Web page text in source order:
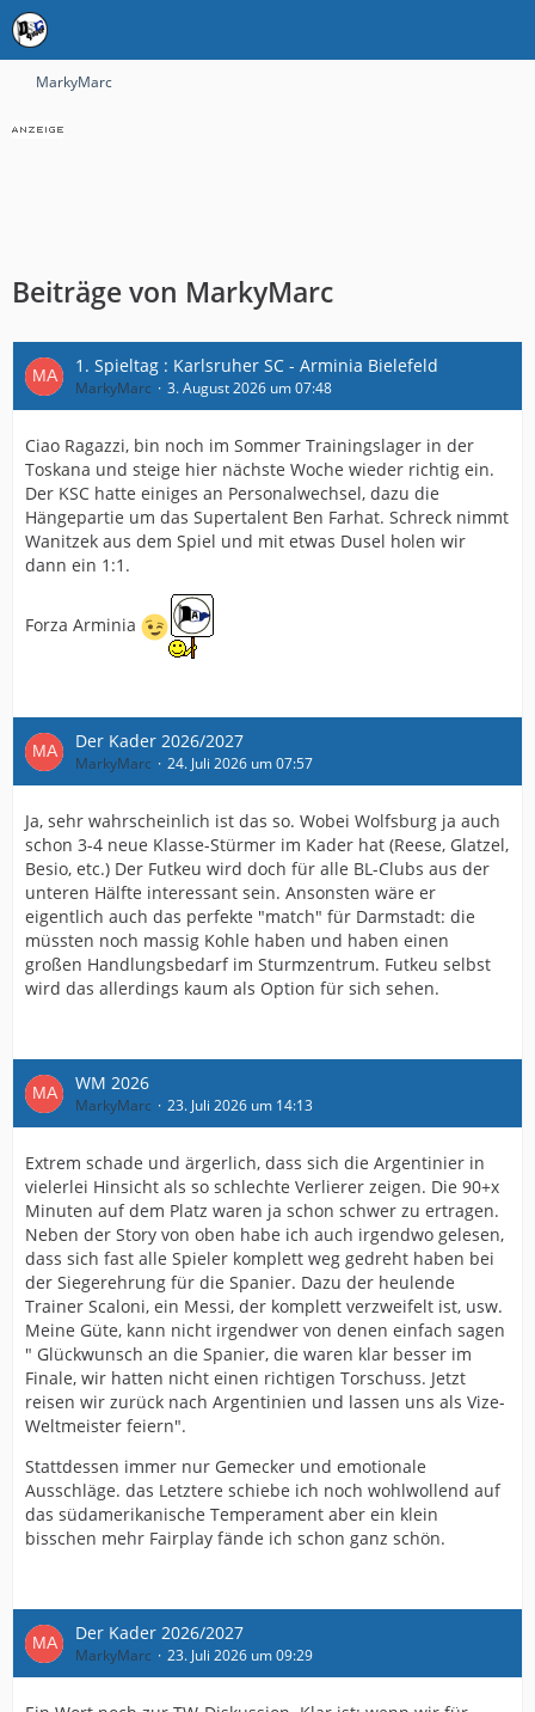
MarkyMarc
Beiträge von MarkyMarc
1. Spieltag : Karlsruher SC - Arminia Bielefeld
MarkyMarc 3. August 2026 um 07:48
Ciao Ragazzi, bin noch im Sommer Trainingslager in der
Toskana und steige hier nächste Woche wieder richtig ein.
Der KSC hatte einiges an Personalwechsel, dazu die
Hängepartie um das Supertalent Ben Farhat. Schreck nimmt
Wanitzek aus dem Spiel und mit etwas Dusel holen wir
dann ein 1:1.
Forza Arminia
Der Kader 2026/2027
MarkyMarc 24. Juli 2026 um 07:57
Ja, sehr wahrscheinlich ist das so. Wobei Wolfsburg ja auch
schon 3-4 neue Klasse-Stürmer im Kader hat (Reese, Glatzel,
Besio, etc.) Der Futkeu wird doch für alle BL-Clubs aus der
unteren Hälfte interessant sein. Ansonsten wäre er
eigentlich auch das perfekte "match" für Darmstadt: die
müssten noch massig Kohle haben und haben einen
großen Handlungsbedarf im Sturmzentrum. Futkeu selbst
wird das allerdings kaum als Option für sich sehen.
WM 2026
MarkyMarc 23. Juli 2026 um 14:13
Extrem schade und ärgerlich, dass sich die Argentinier in
vielerlei Hinsicht als so schlechte Verlierer zeigen. Die 90+x
Minuten auf dem Platz waren ja schon schwer zu ertragen.
Neben der Story von oben habe ich auch irgendwo gelesen,
dass sich fast alle Spieler komplett weg gedreht haben bei
der Siegerehrung für die Spanier. Dazu der heulende
Trainer Scaloni, ein Messi, der komplett verzweifelt ist, usw.
Meine Güte, kann nicht irgendwer von denen einfach sagen
" Glückwunsch an die Spanier, die waren klar besser im
Finale, wir hatten nicht einen richtigen Torschuss. Jetzt
reisen wir zurück nach Argentinien und lassen uns als Vize-
Weltmeister feiern".
Stattdessen immer nur Gemecker und emotionale
Ausschläge. das Letztere schiebe ich noch wohlwollend auf
das südamerikanische Temperament aber ein klein
bisschen mehr Fairplay fände ich schon ganz schön.
Der Kader 2026/2027
MarkyMarc 23. Juli 2026 um 09:29